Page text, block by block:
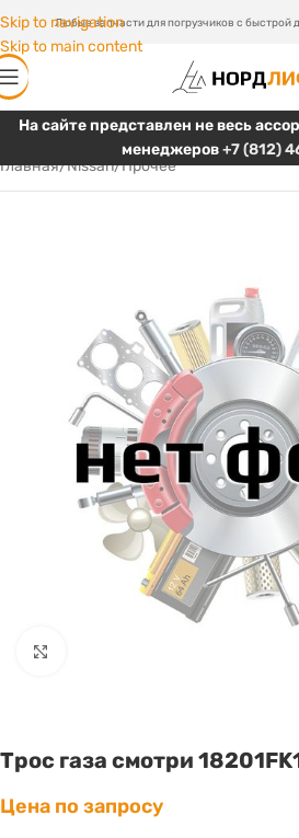
Skip to navigation
Skip to main content
Любые запчасти для погрузчиков с быстрой
На сайте представлен не весь
менеджеров+7 (812)
Главная/Nissan/Прочее
Трос газа смотри
Цена по запросу